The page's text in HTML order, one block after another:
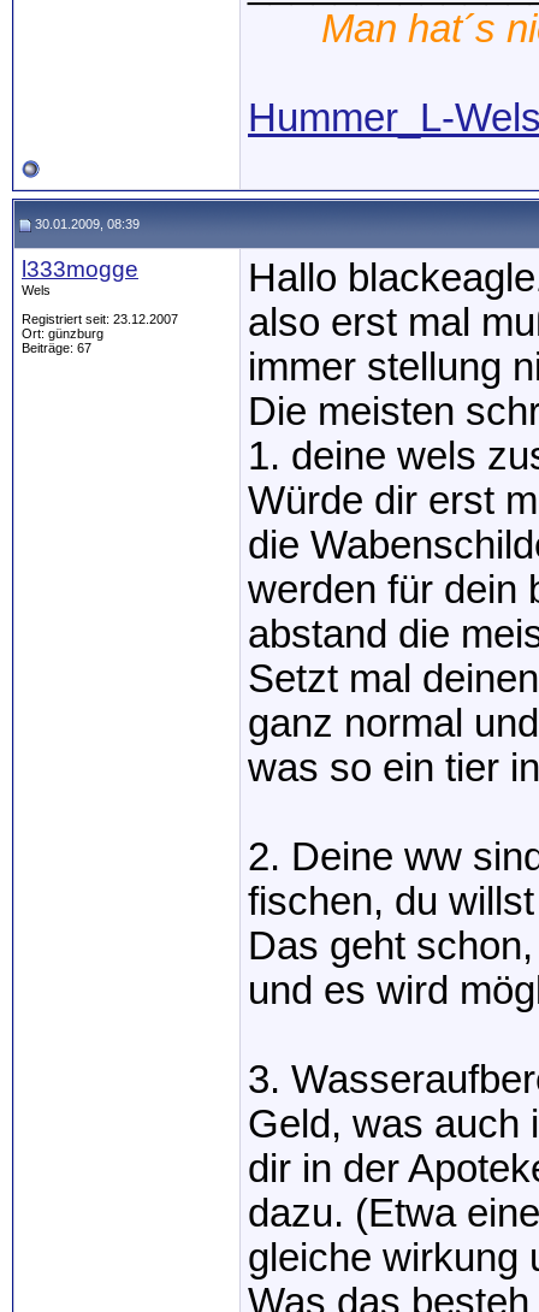
Man hat´s
Hummer_L-
30.01.2009, 08:39
l333mogge
Wels
Registriert seit: 23.12.2007
Ort: günzburg
Beiträge: 67
Hallo
also erst mal
immer stellung
Die meisten
1. deine wels
Würde dir erst
die
werden für dein
abstand die
Setzt mal
ganz normal
was so ein tier
2. Deine ww
fischen, du
Das geht
und es wird
3.
Geld, was auch
dir in der
dazu. (Etwa
gleiche wirkung
Was das